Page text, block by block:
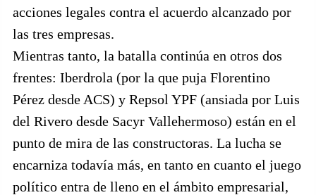
acciones legales contra el acuerdo alcanzado por
las tres empresas.
Mientras tanto, la batalla continúa en otros dos
frentes: Iberdrola (por la que puja Florentino
Pérez desde ACS) y Repsol YPF (ansiada por Luis
del Rivero desde Sacyr Vallehermoso) están en el
punto de mira de las constructoras. La lucha se
encarniza todavía más, en tanto en cuanto el juego
político entra de lleno en el ámbito empresarial,